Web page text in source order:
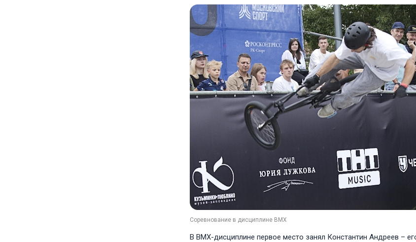
Соревнование в дисциплине BMX
В BMX-дисциплине первое место занял Константин Андреев –